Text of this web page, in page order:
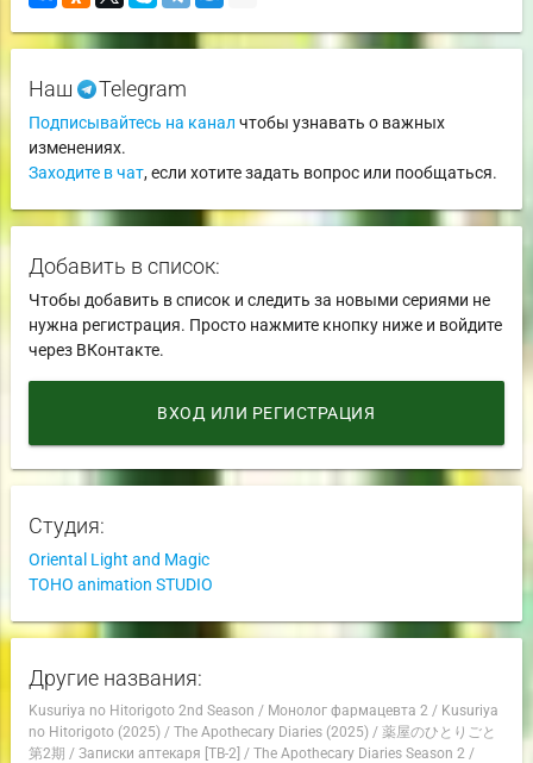
Наш Telegram
Подписывайтесь на канал чтобы узнавать о важных
изменениях.
Заходите в чат, если хотите задать вопрос или пообщаться.
Добавить в список:
Чтобы добавить в список и следить за новыми сериями не
нужна регистрация. Просто нажмите кнопку ниже и войдите
через ВКонтакте.
ВХОД ИЛИ РЕГИСТРАЦИЯ
Студия:
Oriental Light and Magic
TOHO animation STUDIO
Другие названия:
Kusuriya no Hitorigoto 2nd Season / Монолог фармацевта 2 / Kusuriya
no Hitorigoto (2025)/ The Apothecary Diaries (2025)/ 薬屋のひとりごと
第2期 / Записки аптекаря [ТВ-2] / The Apothecary Diaries Season 2 /